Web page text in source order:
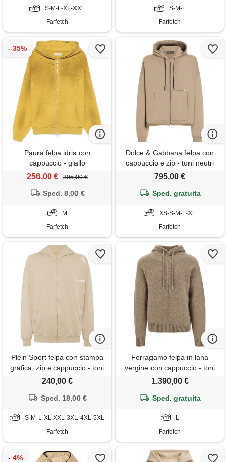
S-M-L-XL-XXL
Farfetch
S-M-L
Farfetch
Paura felpa idris con
cappuccio - giallo
256,00 € 395,00 €
Sped. 8,00 €
M
Farfetch
Dolce & Gabbana felpa con
cappuccio e zip - toni neutri
795,00 €
Sped. gratuita
XS-S-M-L-XL
Farfetch
Plein Sport felpa con stampa
grafica, zip e cappuccio - toni
neutri
240,00 €
Sped. 18,00 €
S-M-L-XL-XXL-3XL-4XL-5XL
Farfetch
Ferragamo felpa in lana
vergine con cappuccio - toni
neutri
1.390,00 €
Sped. gratuita
L
Farfetch